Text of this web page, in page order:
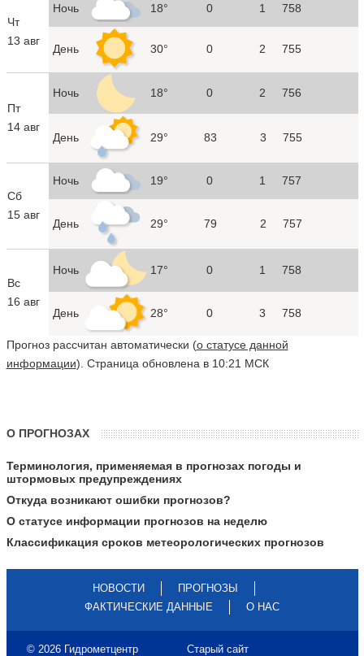
Чт
13 авг
Ночь 18° 0 1 758
День 30° 0 2 755
Пт
14 авг
Ночь 18° 0 2 756
День 29° 83 3 755
Сб
15 авг
Ночь 19° 0 1 757
День 29° 79 2 757
Вс
16 авг
Ночь 17° 0 1 758
День 28° 0 3 758
Прогноз рассчитан автоматически (о статусе данной
информации). Страница обновлена в 10:21 МСК
О ПРОГНОЗАХ
Терминология, применяемая в прогнозах погоды и
штормовых предупреждениях
Откуда возникают ошибки прогнозов?
О статусе информации прогнозов на неделю
Классификация сроков метеорологических прогнозов
НОВОСТИ
ПРОГНОЗЫ
ФАКТИЧЕСКИЕ ДАННЫЕ
О НАС
© 2026 Гидрометцентр
Старый сайт